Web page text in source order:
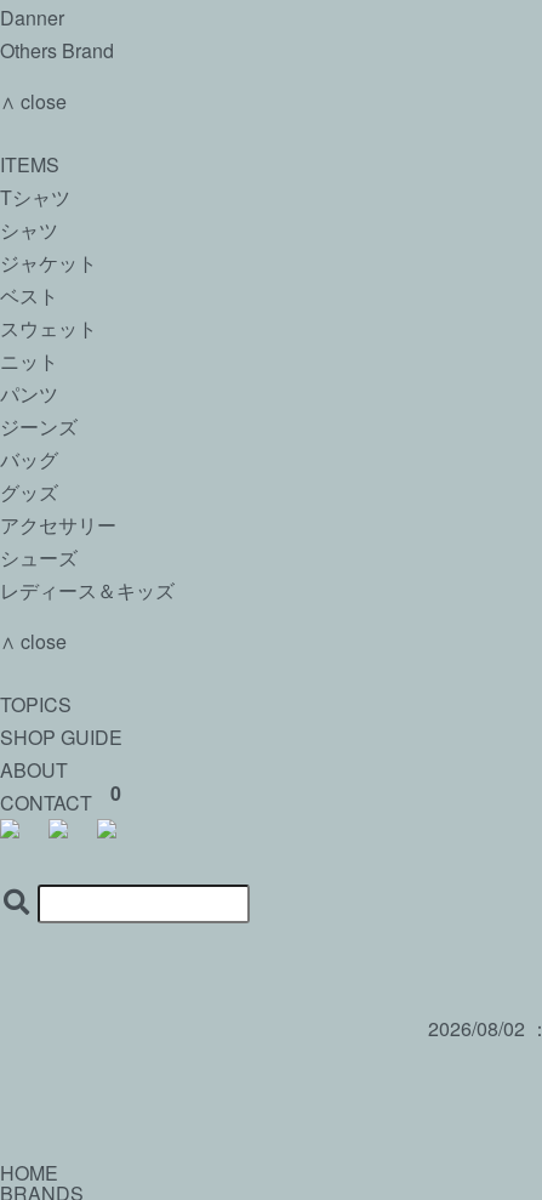
Danner
Others Brand
∧ close
ITEMS
Tシャツ
シャツ
ジャケット
ベスト
スウェット
ニット
パンツ
ジーンズ
バッグ
グッズ
アクセサリー
シューズ
レディース＆キッズ
∧ close
TOPICS
SHOP GUIDE
ABOUT
CONTACT
0
2026/08/02 ：
HOME
BRANDS